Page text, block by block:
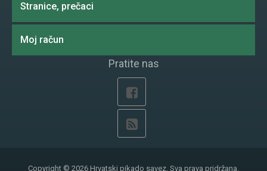
Stranice, prečaci
Moj račun
Pratite nas
Copyright © 2026 Hrvatski pikado savez. Sva prava pridržana.